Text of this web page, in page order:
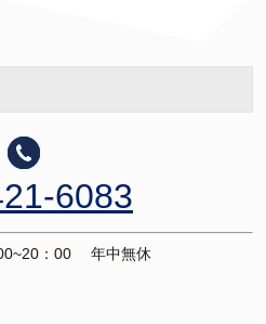
6083
：00 年中無休